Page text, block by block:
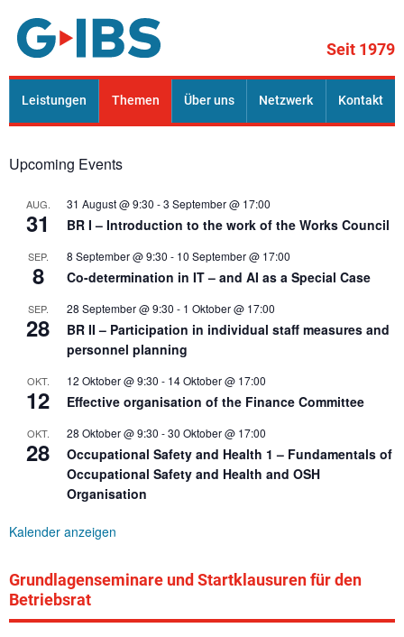
Seit 1979
G.IBS mbH
Wir beraten Betriebs- und Personalräte
Leistungen Themen Über uns Netzwerk Kontakt
Upcoming Events
AUG.
31
31 August @ 9:30 -3 September @ 17:00
BR I – Introduction to the work of the Works Council
SEP.
8
8 September @ 9:30 - 10 September @ 17:00
Co-determination in IT – and AI as a Special Case
SEP.
28
28 September @ 9:30 - 1 Oktober @ 17:00
BR II – Participation in individual staff measures and
personnel planning
OKT.
12
12 Oktober @ 9:30 - 14 Oktober @ 17:00
Effective organisation of the Finance Committee
OKT.
28
28 Oktober @ 9:30 -30 Oktober @ 17:00
Occupational Safety and Health 1 – Fundamentals of
Occupational Safety and Health and OSH
Organisation
Kalender anzeigen
Grundlagenseminare und Startklausuren für den
Betriebsrat